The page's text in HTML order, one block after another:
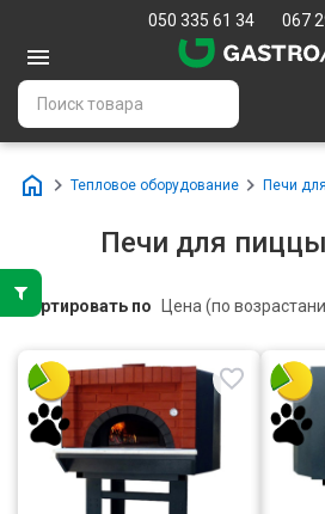
050 335 61 34 067
Тепловое оборудование Печи
Печи для
Сортировать по